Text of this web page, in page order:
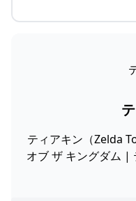
ティアキン（Zelda
オブ ザ キングダム |